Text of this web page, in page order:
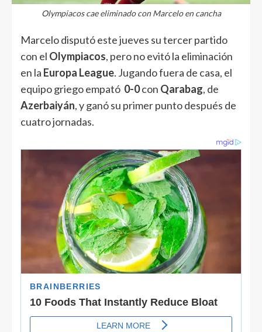
Olympiacos cae eliminado con Marcelo en cancha
Marcelo disputó este jueves su tercer partido
con el Olympiacos, pero no evitó la eliminación
en la Europa League. Jugando fuera de casa, el
equipo griego empató 0-0con Qarabag, de
Azerbaiyán, y ganó su primer punto después de
cuatro jornadas.